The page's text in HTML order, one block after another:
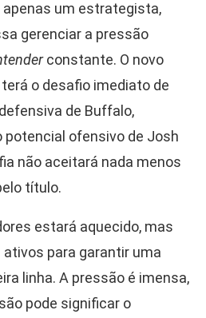
apenas um estrategista,
gerenciar a pressão
constante. O novo
o desafio imediato de
de Buffalo,
potencial ofensivo de Josh
não aceitará nada menos
título.
estará aquecido, mas
para garantir uma
linha. A pressão é imensa,
pode significar o